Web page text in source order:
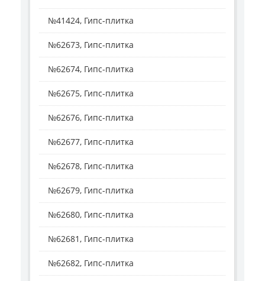
№41424, Гипс-плитка
№62673, Гипс-плитка
№62674, Гипс-плитка
№62675, Гипс-плитка
№62676, Гипс-плитка
№62677, Гипс-плитка
№62678, Гипс-плитка
№62679, Гипс-плитка
№62680, Гипс-плитка
№62681, Гипс-плитка
№62682, Гипс-плитка